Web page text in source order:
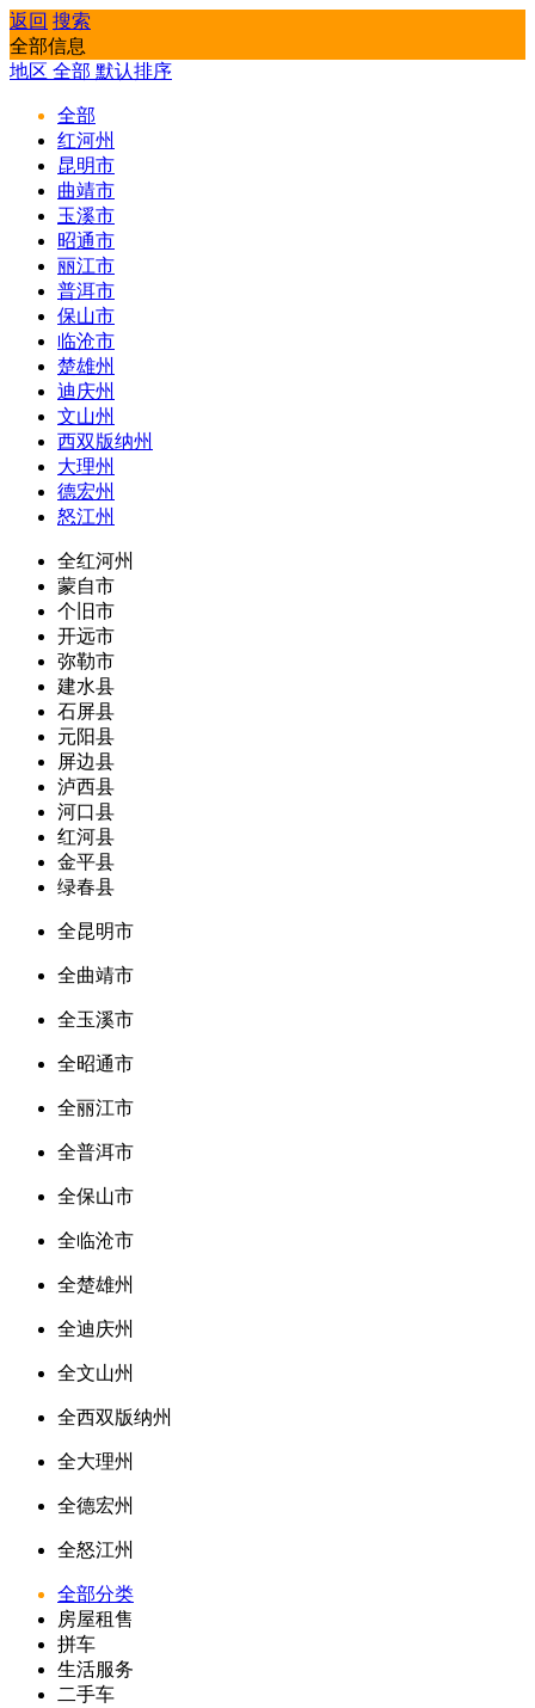
返回 搜索
全部信息
地区 全部 默认排序
全部
红河州
昆明市
曲靖市
玉溪市
昭通市
丽江市
普洱市
保山市
临沧市
楚雄州
迪庆州
文山州
西双版纳州
大理州
德宏州
怒江州
全红河州
蒙自市
个旧市
开远市
弥勒市
建水县
石屏县
元阳县
屏边县
泸西县
河口县
红河县
金平县
绿春县
全昆明市
全曲靖市
全玉溪市
全昭通市
全丽江市
全普洱市
全保山市
全临沧市
全楚雄州
全迪庆州
全文山州
全西双版纳州
全大理州
全德宏州
全怒江州
全部分类
房屋租售
拼车
生活服务
二手车